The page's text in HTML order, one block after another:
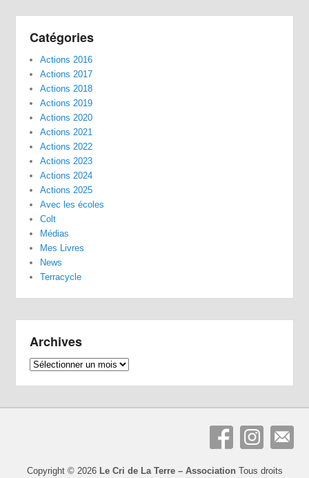
Catégories
Actions 2016
Actions 2017
Actions 2018
Actions 2019
Actions 2020
Actions 2021
Actions 2022
Actions 2023
Actions 2024
Actions 2025
Avec les écoles
Colt
Médias
Mes Livres
News
Terracycle
Archives
Archives
Copyright © 2026 Le Cri de La Terre – Association Tous droits